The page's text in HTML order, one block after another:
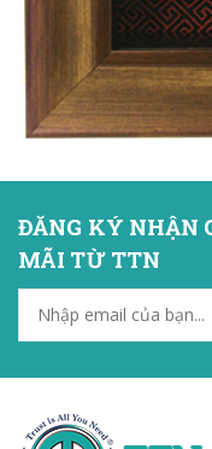
ĐĂNG KÝ NHẬN
MÃI TỪ TTN